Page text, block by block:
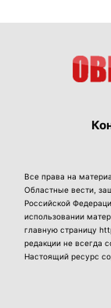
Все права на
Областные вести,
Российской
использовании
главную страницу
редакции не всегда
Настоящий ресурс